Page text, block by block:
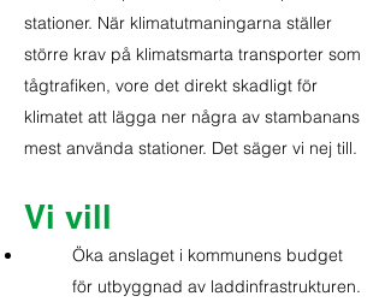
stationer. När klimatutmaningarna ställer
större krav på klimatsmarta transporter som
tågtrafiken, vore det direkt skadligt för
klimatet att lägga ner några av stambanans
mest använda stationer. Det säger vi nej till.
Vi vill
Öka anslaget i kommunens budget
för utbyggnad av laddinfrastrukturen.